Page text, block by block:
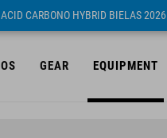
CARBONO HYBRID BIELAS 2026
GEAR EQUIPMENT